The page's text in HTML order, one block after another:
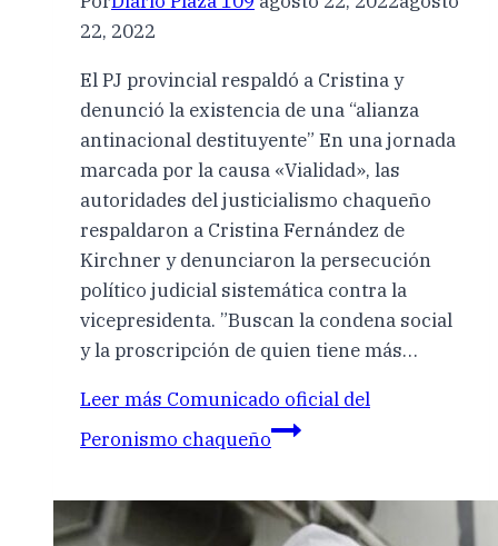
22, 2022
El PJ provincial respaldó a Cristina y
denunció la existencia de una “alianza
antinacional destituyente” En una jornada
marcada por la causa «Vialidad», las
autoridades del justicialismo chaqueño
respaldaron a Cristina Fernández de
Kirchner y denunciaron la persecución
político judicial sistemática contra la
vicepresidenta. ”Buscan la condena social
y la proscripción de quien tiene más…
Leer más Comunicado oficial del
Peronismo chaqueño